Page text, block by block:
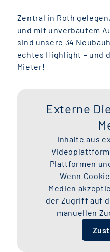
Zentral in Roth
und mit unverbautem
sind unsere 34
echtes Highlight – und
Mieter!
Externe
Inhalte aus
Plattformen
Wenn
Medien
der Zugriff auf
manuellen